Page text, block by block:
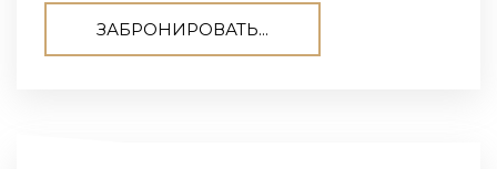
ЗАБРОНИРОВАТЬ...